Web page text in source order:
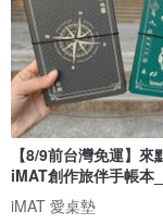
【8/9前台灣免運】來
iMAT創作旅伴手帳本
手帳
iMAT 愛桌墊